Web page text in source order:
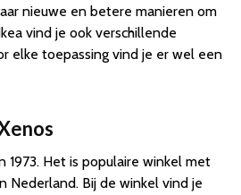
nieuwe en betere manieren om
vind je ook verschillende
elke toepassing vind je er wel een
1973. Het is populaire winkel met
Nederland. Bij de winkel vind je